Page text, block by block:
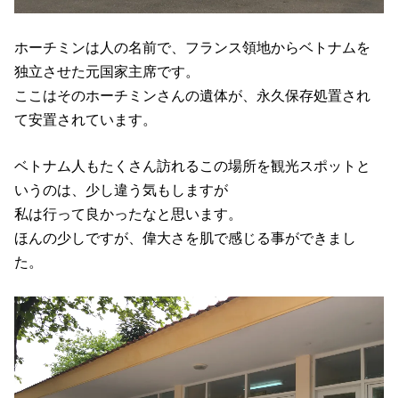
ホーチミンは人の名前で、フランス領地からベトナムを
独立させた元国家主席です。
ここはそのホーチミンさんの遺体が、永久保存処置され
て安置されています。
ベトナム人もたくさん訪れるこの場所を観光スポットと
いうのは、少し違う気もしますが
私は行って良かったなと思います。
ほんの少しですが、偉大さを肌で感じる事ができまし
た。